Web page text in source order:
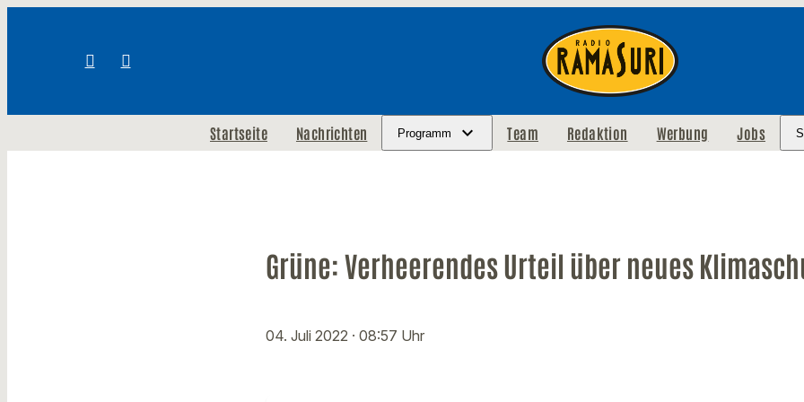
Startseite Nachrichten Programm Team Redaktion Werbung Jobs
Grüne: Verheerendes Urteil über neues
04. Juli 2022 · 08:57 Uhr